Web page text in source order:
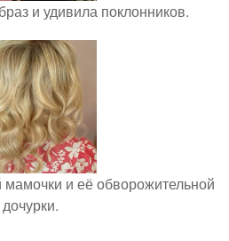
и удивила поклонников.
и её обворожительной
дочурки.